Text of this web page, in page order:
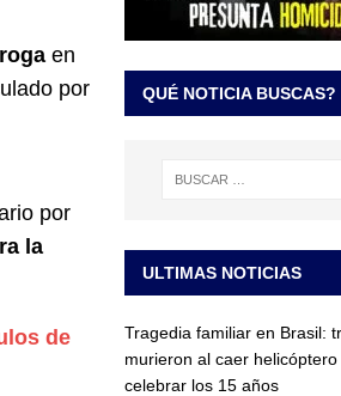
en
por
por
la
de
QUÉ NOTICIA BUSCAS?
ULTIMAS NOTICIAS
Tragedia familiar en Brasil:
murieron al caer
celebrar los 15 años